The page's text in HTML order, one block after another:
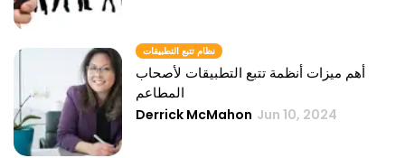
نظام تتبع التطبيقات
أهم ميزات أنظمة تتبع التطبيقات لأصحاب
المطاعم
Derrick McMahon Jun 10, 2024